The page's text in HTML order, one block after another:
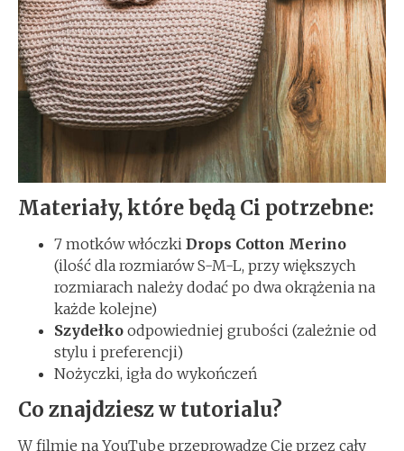
Materiały, które będą Ci potrzebne:
7 motków włóczki Drops Cotton Merino
(ilość dla rozmiarów S-M-L, przy większych
rozmiarach należy dodać po dwa okrążenia na
każde kolejne)
Szydełko odpowiedniej grubości (zależnie od
stylu i preferencji)
Nożyczki, igła do wykończeń
Co znajdziesz w tutorialu?
W filmie na YouTube przeprowadzę Cię przez cały